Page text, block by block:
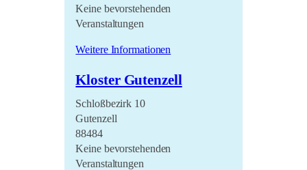
Keine bevorstehenden
Veranstaltungen
Weitere Informationen
Kloster Gutenzell
Schloßbezirk 10
Gutenzell
88484
Keine bevorstehenden
Veranstaltungen